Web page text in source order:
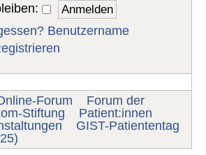
Benutzername
Forum
Forum der
Stiftung
Patient:innen
GIST-Patiententag